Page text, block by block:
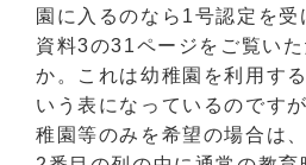
園に入るのなら1号認定を受
資料3の31ページをご覧い
か。これは幼稚園を利用す
いう表になっているのです
稚園等のみを希望の場合は